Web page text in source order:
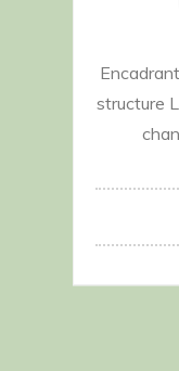
structure